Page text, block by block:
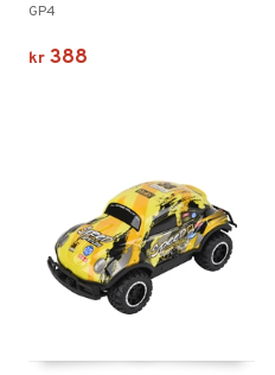
GP4
kr 388